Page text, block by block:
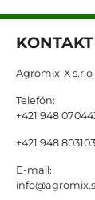
KONTAKT
Agromix-X s.r.o
Telefón:
+421 948
+421 948 803103
E-mail: